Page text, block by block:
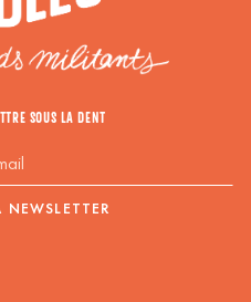
SOUS LA DENT